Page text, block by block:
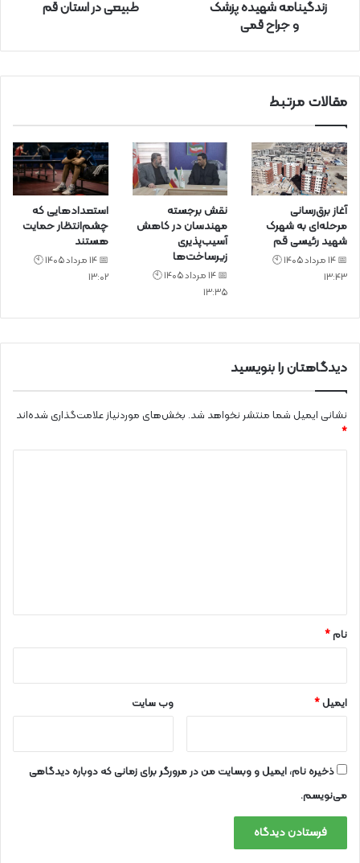
زندگینامه شهیده پزشک
و جراح قمی
طبیعی در استان قم
مقالات مرتبط
آغاز برق‌رسانی
مرحله‌ای به شهرک
شهید رئیسی قم
📅 14 مرداد 1405 🕙
13:43
نقش برجسته
مهندسان در کاهش
آسیب‌پذیری
زیرساخت‌ها
📅 14 مرداد 1405 🕙
13:35
استعدادهایی که
چشم‌انتظار حمایت
هستند
📅 14 مرداد 1405 🕙
13:02
دیدگاهتان را بنویسید
نشانی ایمیل شما منتشر نخواهد شد. بخش‌های موردنیاز علامت‌گذاری شده‌اند
*
نام*
ایمیل* وب‌ سایت
ذخیره نام، ایمیل و وبسایت من در مرورگر برای زمانی که دوباره دیدگاهی
می‌نویسم.